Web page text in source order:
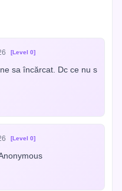
[Level 0]
sa încărcat. Dc ce nu s
[Level 0]